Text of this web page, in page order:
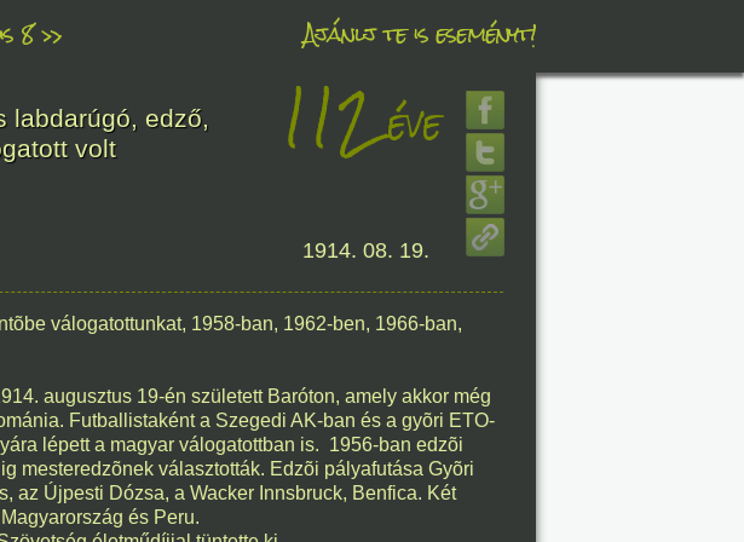
8» Ajánlj te is eseményt!
236éve
336éve
1690. 08. 08.
186éve
labdarúgó, edző,
volt
112éve
1914. 08. 19.
válogatottunkat, 1958-ban, 1962-ben, 1966-ban,
augusztus 19-én született Baróton, amely akkor még
Futballistaként a Szegedi AK-ban és a gyõri ETO-
lépett a magyar válogatottban is. 1956-ban edzõi
mesteredzõnek választották. Edzõi pályafutása Gyõri
az Újpesti Dózsa, a Wacker Innsbruck, Benfica. Két
és Peru.